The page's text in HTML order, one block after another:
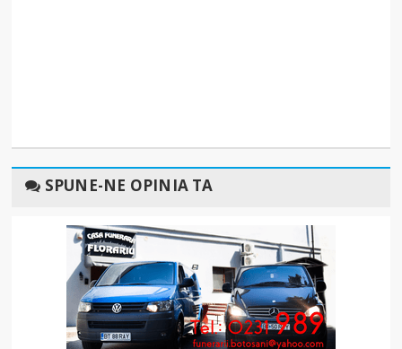
SPUNE-NE OPINIA TA